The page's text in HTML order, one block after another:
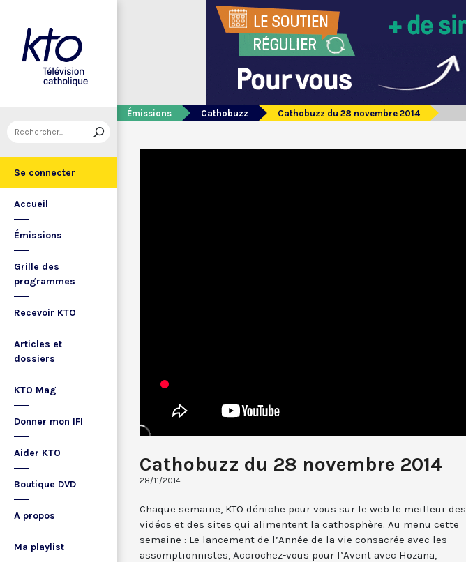
Se connecter
Accueil
Émissions
Grille des
programmes
Recevoir KTO
Articles et
dossiers
KTO Mag
Donner mon IFI
Aider KTO
Boutique DVD
A propos
Ma playlist
Émissions Cathobuzz Cathobuzz du 28 novembre 2014
Cathobuzz du 28 novembre 2014
28/11/2014
Chaque semaine, KTO déniche pour vous sur le web le meilleur des
vidéos et des sites qui alimentent la cathosphère. Au menu cette
semaine : Le lancement de l’Année de la vie consacrée avec les
assomptionnistes, Accrochez-vous pour l’Avent avec Hozana,